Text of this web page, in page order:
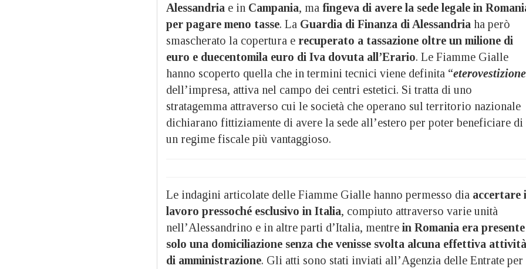
Alessandria e in Campania, ma fingeva di avere la sede legale in
per pagare meno tasse. La Guardia di Finanza di Alessandria ha però
smascherato la copertura e recuperato a tassazione oltre un milione di
euro e duecentomila euro di Iva dovuta all’Erario. Le Fiamme Gialle
hanno scoperto quella che in termini tecnici viene definita “eterovestizione
dell’impresa, attiva nel campo dei centri estetici. Si tratta di uno
stratagemma attraverso cui le società che operano sul territorio nazionale
dichiarano fittiziamente di avere la sede all’estero per poter beneficiare di
un regime fiscale più vantaggioso.
Le indagini articolate delle Fiamme Gialle hanno permesso dia accertare
lavoro pressoché esclusivo in Italia, compiuto attraverso varie unità
nell’Alessandrino e in altre parti d’Italia, mentre in Romania era presente
solo una domiciliazione senza che venisse svolta alcuna effettiva attività
di amministrazione. Gli atti sono stati inviati all’Agenzia delle Entrate